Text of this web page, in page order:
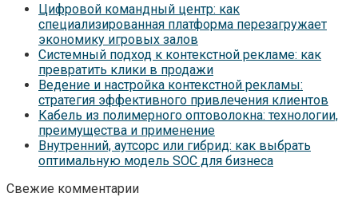
Цифровой командный центр: как
специализированная платформа перезагружает
экономику игровых залов
Системный подход к контекстной рекламе: как
превратить клики в продажи
Ведение и настройка контекстной рекламы:
стратегия эффективного привлечения клиентов
Кабель из полимерного оптоволокна: технологии,
преимущества и применение
Внутренний, аутсорс или гибрид: как выбрать
оптимальную модель SOC для бизнеса
Свежие комментарии